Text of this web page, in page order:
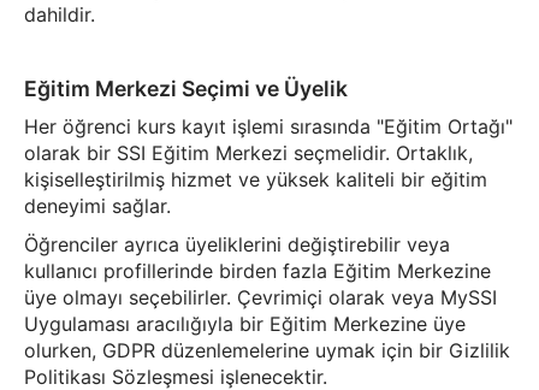
dahildir.
Eğitim Merkezi Seçimi ve Üyelik
Her öğrenci kurs kayıt işlemi sırasında "Eğitim Ortağı"
olarak bir SSI Eğitim Merkezi seçmelidir. Ortaklık,
kişiselleştirilmiş hizmet ve yüksek kaliteli bir eğitim
deneyimi sağlar.
Öğrenciler ayrıca üyeliklerini değiştirebilir veya
kullanıcı profillerinde birden fazla Eğitim Merkezine
üye olmayı seçebilirler. Çevrimiçi olarak veya MySSI
Uygulaması aracılığıyla bir Eğitim Merkezine üye
olurken, GDPR düzenlemelerine uymak için bir Gizlilik
Politikası Sözleşmesi işlenecektir.